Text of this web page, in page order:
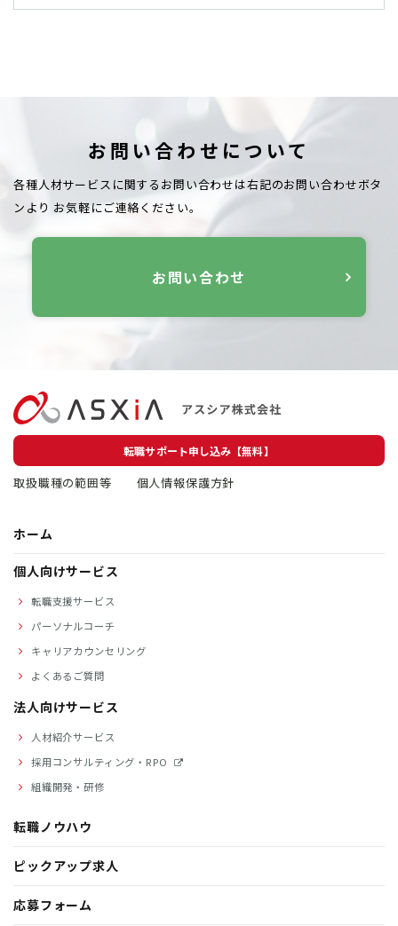
お問い合わせについて
各種人材サービスに関するお問い合わせは右記のお問い合わせボタ
ンより お気軽にご連絡ください。
お問い合わせ
転職サポート申し込み【無料】
取扱職種の範囲等 個人情報保護方針
ホーム
個人向けサービス
転職支援サービス
パーソナルコーチ
キャリアカウンセリング
よくあるご質問
法人向けサービス
人材紹介サービス
採用コンサルティング・RPO
組織開発・研修
転職ノウハウ
ピックアップ求人
応募フォーム